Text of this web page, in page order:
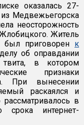
оказалась 27-
из Медвежьегорска
неосторожность
Житель
был приговорен к
об оправдании
твита, в котором
признаки
При вынесении
раскаялся и
в
срока интернет-